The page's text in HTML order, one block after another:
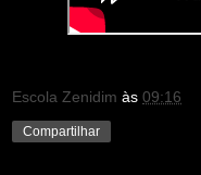
Escola Zenidim às 09:16
Compartilhar